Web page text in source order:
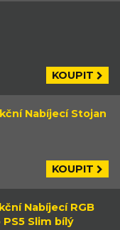
KOUPIT
Nabíjecí Stojan
KOUPIT
Nabíjecí RGB
Slim bílý